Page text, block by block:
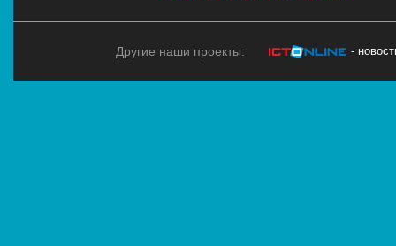
Другие наши проекты: -